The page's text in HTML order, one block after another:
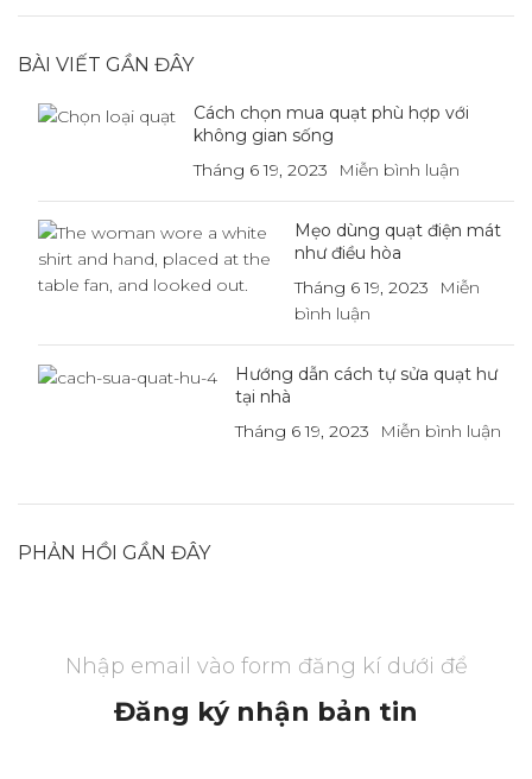
BÀI VIẾT GẦN ĐÂY
Cách chọn mua quạt phù hợp với
không gian sống
Tháng 6 19, 2023
Miễn bình luận
Mẹo dùng quạt điện mát
như điều hòa
Tháng 6 19, 2023
Miễn
bình luận
Hướng dẫn cách tự sửa quạt hư
tại nhà
Tháng 6 19, 2023
Miễn bình luận
PHẢN HỒI GẦN ĐÂY
Nhập email vào form đăng kí dưới để
Đăng ký nhận bản tin